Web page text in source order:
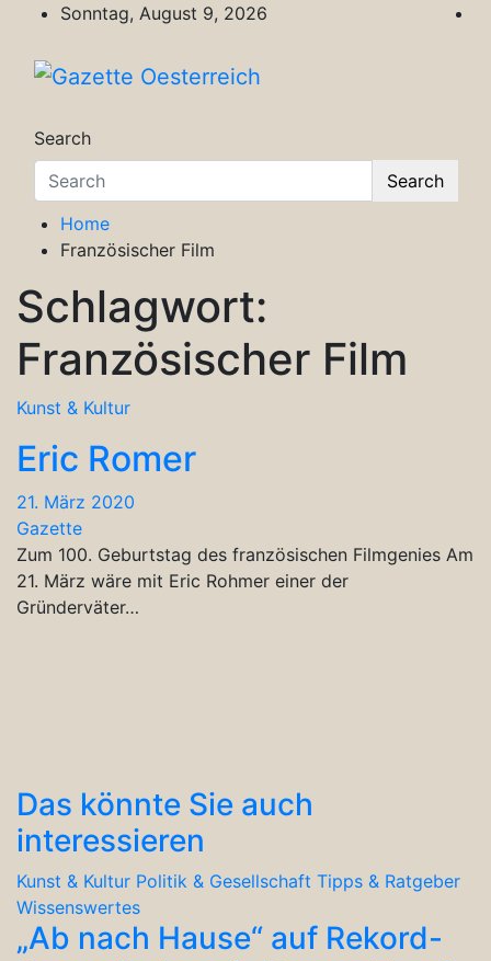
content
Sonntag, August 9, 2026
Search
Search
Home
Französischer Film
Schlagwort:
Französischer Film
Kunst & Kultur
Eric Romer
21. März 2020
Gazette
Zum 100. Geburtstag des französischen Filmgenies Am
21. März wäre mit Eric Rohmer einer der
Gründerväter…
Das könnte Sie auch
interessieren
Kunst & Kultur Politik & Gesellschaft Tipps & Ratgeber
Wissenswertes
„Ab nach Hause“ auf Rekord-